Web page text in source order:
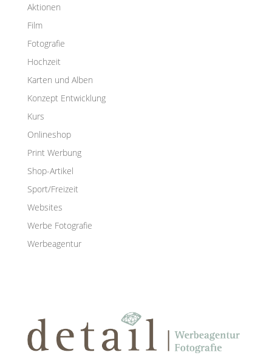
Aktionen
Film
Fotografie
Hochzeit
Karten und Alben
Konzept Entwicklung
Kurs
Onlineshop
Print Werbung
Shop-Artikel
Sport/Freizeit
Websites
Werbe Fotografie
Werbeagentur